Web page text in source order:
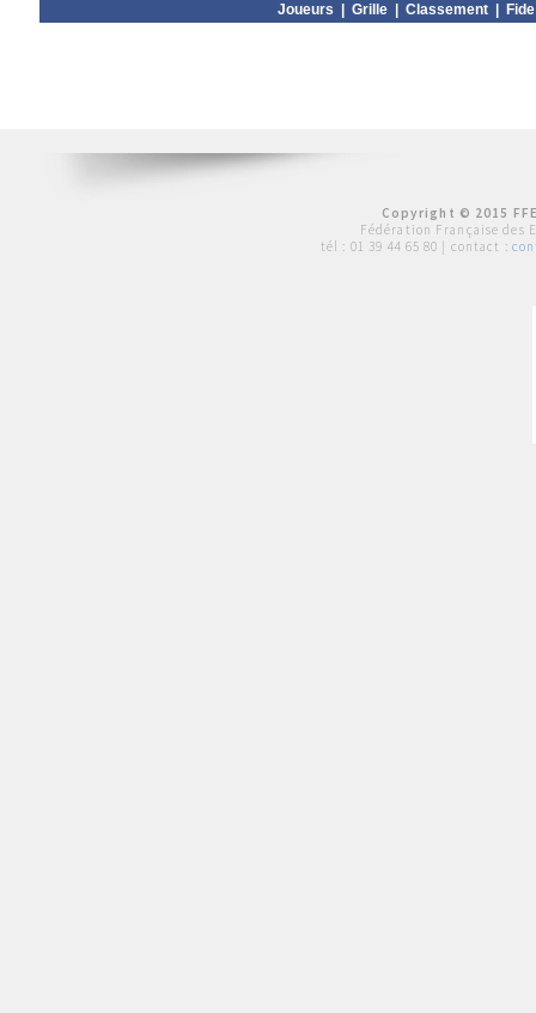
Joueurs Grille Classement Fide
Copyright © 2015
Fédération Française des
tél : 01 39 44 65 80 | contact :